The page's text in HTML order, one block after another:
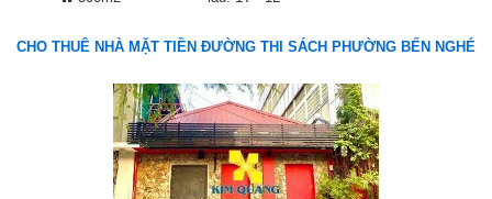
CHO THUÊ NHÀ MẶT TIỀN ĐƯỜNG THI SÁCH PHƯỜNG BẾN NGHÉ